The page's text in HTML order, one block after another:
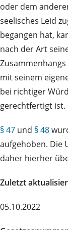
oder dem
seelisches Leid
begangen hat,
nach der Art
mit seinem
bei richtiger
gerechtfertigt ist.
§ 47 und § 48
aufgehoben. Die
daher hierher
Zuletzt
05.10.2022